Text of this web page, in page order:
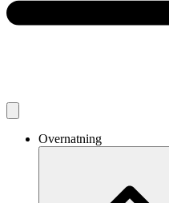
Overnatning